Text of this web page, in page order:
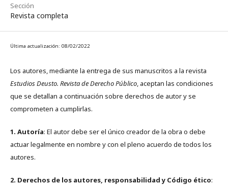
Sección
Revista completa
Última actualización: 08/02/2022
Los autores, mediante la entrega de sus manuscritos a la revista
Estudios Deusto. Revista de Derecho Público, aceptan las condiciones
que se detallan a continuación sobre derechos de autor y se
comprometen a cumplirlas.
1. Autoría: El autor debe ser el único creador de la obra o debe
actuar legalmente en nombre y con el pleno acuerdo de todos los
autores.
2. Derechos de los autores, responsabilidad y Código ético: